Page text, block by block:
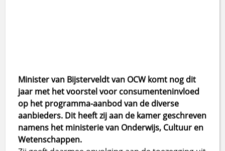
Minister van Bijsterveldt van OCW komt nog dit
jaar met het voorstel voor consumenteninvloed
op het programma-aanbod van de diverse
aanbieders. Dit heeft zij aan de kamer geschreven
namens het ministerie van Onderwijs, Cultuur en
Wetenschappen.